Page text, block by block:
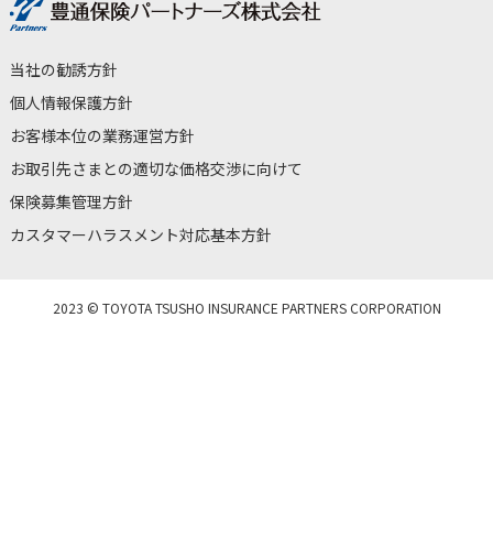
当社の勧誘方針
個人情報保護方針
お客様本位の業務運営方針
お取引先さまとの適切な価格交渉に向けて
保険募集管理方針
カスタマーハラスメント対応基本方針
2023 © TOYOTA TSUSHO INSURANCE PARTNERS CORPORATION